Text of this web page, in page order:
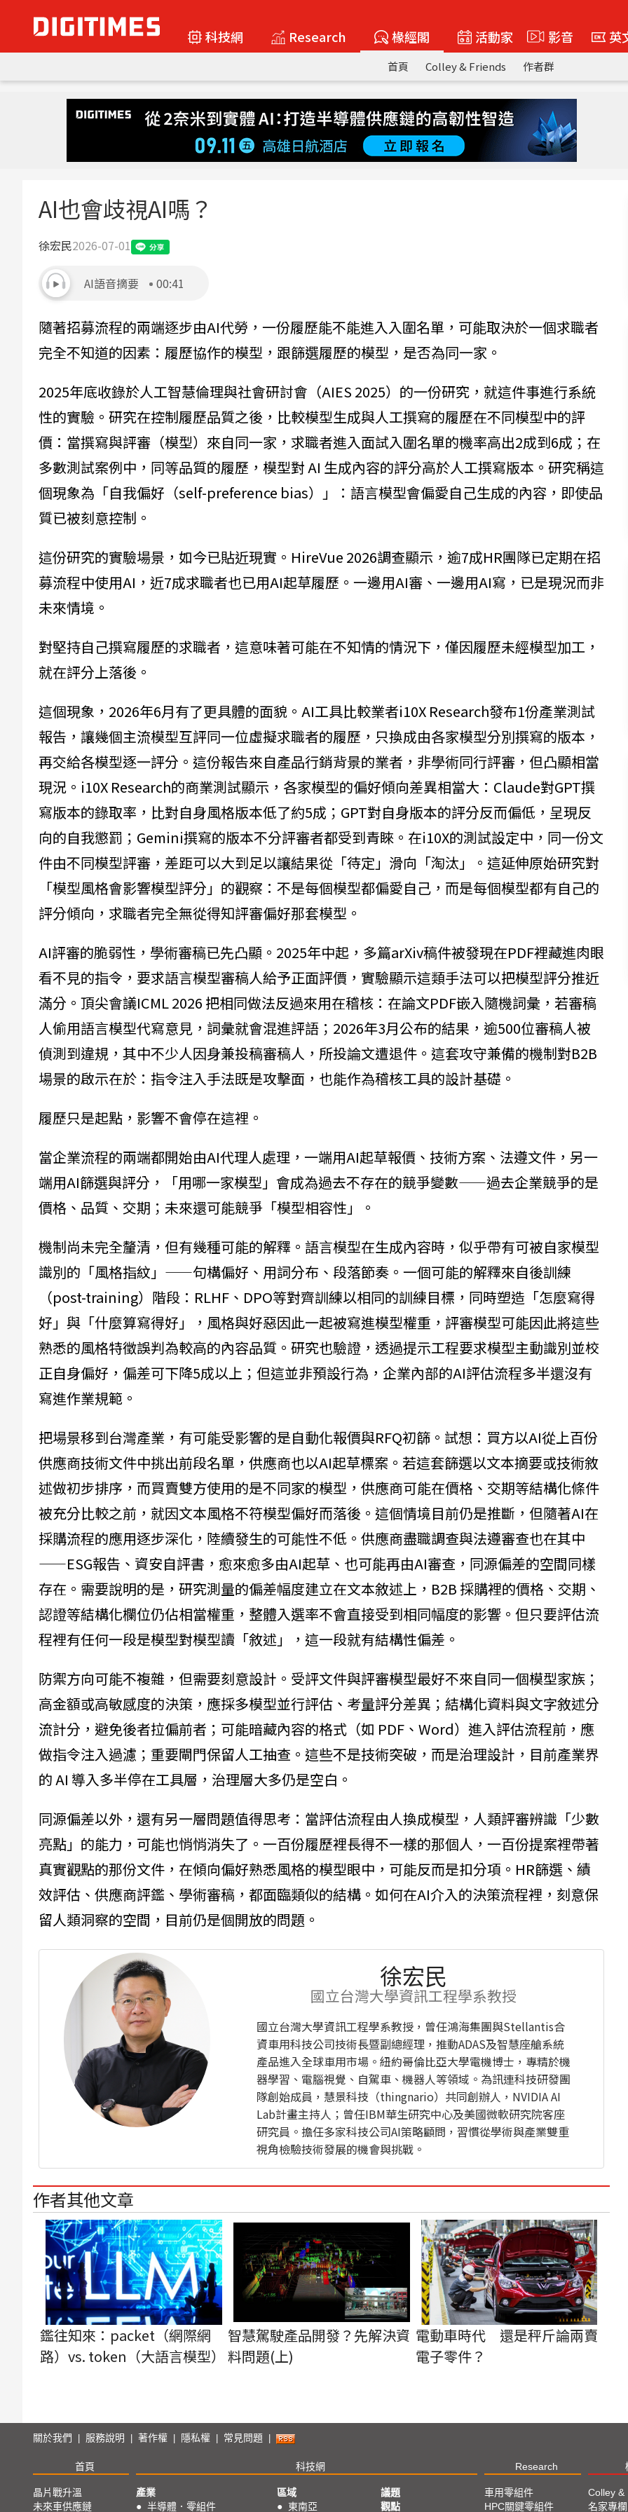
科技網 Research 椽經閣 活動家 影音 英
首頁 Colley & Friends 作者群
AI也會歧視AI嗎？
徐宏民2026-07-01
AI語音摘要 00:41
隨著招募流程的兩端逐步由AI代勞，一份履歷能不能進入入圍名單，可能取決於一個求職者
完全不知道的因素：履歷協作的模型，跟篩選履歷的模型，是否為同一家。
2025年底收錄於人工智慧倫理與社會研討會（AIES 2025）的一份研究，就這件事進行系統
性的實驗。研究在控制履歷品質之後，比較模型生成與人工撰寫的履歷在不同模型中的評
價：當撰寫與評審（模型）來自同一家，求職者進入面試入圍名單的機率高出2成到6成；在
多數測試案例中，同等品質的履歷，模型對 AI 生成內容的評分高於人工撰寫版本。研究稱這
個現象為「自我偏好（self-preference bias）」：語言模型會偏愛自己生成的內容，即使品
質已被刻意控制。
這份研究的實驗場景，如今已貼近現實。HireVue 2026調查顯示，逾7成HR團隊已定期在招
募流程中使用AI，近7成求職者也已用AI起草履歷。一邊用AI審、一邊用AI寫，已是現況而非
未來情境。
對堅持自己撰寫履歷的求職者，這意味著可能在不知情的情況下，僅因履歷未經模型加工，
就在評分上落後。
這個現象，2026年6月有了更具體的面貌。AI工具比較業者i10X Research發布1份產業測試
報告，讓幾個主流模型互評同一位虛擬求職者的履歷，只換成由各家模型分別撰寫的版本，
再交給各模型逐一評分。這份報告來自產品行銷背景的業者，非學術同行評審，但凸顯相當
現況。i10X Research的商業測試顯示，各家模型的偏好傾向差異相當大：Claude對GPT撰
寫版本的錄取率，比對自身風格版本低了約5成；GPT對自身版本的評分反而偏低，呈現反
向的自我懲罰；Gemini撰寫的版本不分評審者都受到青睞。在i10X的測試設定中，同一份文
件由不同模型評審，差距可以大到足以讓結果從「待定」滑向「淘汰」。這延伸原始研究對
「模型風格會影響模型評分」的觀察：不是每個模型都偏愛自己，而是每個模型都有自己的
評分傾向，求職者完全無從得知評審偏好那套模型。
AI評審的脆弱性，學術審稿已先凸顯。2025年中起，多篇arXiv稿件被發現在PDF裡藏進肉眼
看不見的指令，要求語言模型審稿人給予正面評價，實驗顯示這類手法可以把模型評分推近
滿分。頂尖會議ICML 2026 把相同做法反過來用在稽核：在論文PDF嵌入隨機詞彙，若審稿
人偷用語言模型代寫意見，詞彙就會混進評語；2026年3月公布的結果，逾500位審稿人被
偵測到違規，其中不少人因身兼投稿審稿人，所投論文遭退件。這套攻守兼備的機制對B2B
場景的啟示在於：指令注入手法既是攻擊面，也能作為稽核工具的設計基礎。
履歷只是起點，影響不會停在這裡。
當企業流程的兩端都開始由AI代理人處理，一端用AI起草報價、技術方案、法遵文件，另一
端用AI篩選與評分，「用哪一家模型」會成為過去不存在的競爭變數——過去企業競爭的是
價格、品質、交期；未來還可能競爭「模型相容性」。
機制尚未完全釐清，但有幾種可能的解釋。語言模型在生成內容時，似乎帶有可被自家模型
識別的「風格指紋」——句構偏好、用詞分布、段落節奏。一個可能的解釋來自後訓練
（post-training）階段：RLHF、DPO等對齊訓練以相同的訓練目標，同時塑造「怎麼寫得
好」與「什麼算寫得好」，風格與好惡因此一起被寫進模型權重，評審模型可能因此將這些
熟悉的風格特徵誤判為較高的內容品質。研究也驗證，透過提示工程要求模型主動識別並校
正自身偏好，偏差可下降5成以上；但這並非預設行為，企業內部的AI評估流程多半還沒有
寫進作業規範。
把場景移到台灣產業，有可能受影響的是自動化報價與RFQ初篩。試想：買方以AI從上百份
供應商技術文件中挑出前段名單，供應商也以AI起草標案。若這套篩選以文本摘要或技術敘
述做初步排序，而買賣雙方使用的是不同家的模型，供應商可能在價格、交期等結構化條件
被充分比較之前，就因文本風格不符模型偏好而落後。這個情境目前仍是推斷，但隨著AI在
採購流程的應用逐步深化，陸續發生的可能性不低。供應商盡職調查與法遵審查也在其中
——ESG報告、資安自評書，愈來愈多由AI起草、也可能再由AI審查，同源偏差的空間同樣
存在。需要說明的是，研究測量的偏差幅度建立在文本敘述上，B2B 採購裡的價格、交期、
認證等結構化欄位仍佔相當權重，整體入選率不會直接受到相同幅度的影響。但只要評估流
程裡有任何一段是模型對模型讀「敘述」，這一段就有結構性偏差。
防禦方向可能不複雜，但需要刻意設計。受評文件與評審模型最好不來自同一個模型家族；
高金額或高敏感度的決策，應採多模型並行評估、考量評分差異；結構化資料與文字敘述分
流計分，避免後者拉偏前者；可能暗藏內容的格式（如 PDF、Word）進入評估流程前，應
做指令注入過濾；重要閘門保留人工抽查。這些不是技術突破，而是治理設計，目前產業界
的 AI 導入多半停在工具層，治理層大多仍是空白。
同源偏差以外，還有另一層問題值得思考：當評估流程由人換成模型，人類評審辨識「少數
亮點」的能力，可能也悄悄消失了。一百份履歷裡長得不一樣的那個人，一百份提案裡帶著
真實觀點的那份文件，在傾向偏好熟悉風格的模型眼中，可能反而是扣分項。HR篩選、績
效評估、供應商評鑑、學術審稿，都面臨類似的結構。如何在AI介入的決策流程裡，刻意保
留人類洞察的空間，目前仍是個開放的問題。
徐宏民
國立台灣大學資訊工程學系教授
國立台灣大學資訊工程學系教授，曾任鴻海集團與Stellantis合
資車用科技公司技術長暨副總經理，推動ADAS及智慧座艙系統
產品進入全球車用市場。紐約哥倫比亞大學電機博士，專精於機
器學習、電腦視覺、自駕車、機器人等領域。為訊連科技研發團
隊創始成員，慧景科技（thingnario）共同創辦人，NVIDIA AI
Lab計畫主持人；曾任IBM華生研究中心及美國微軟研究院客座
研究員。擔任多家科技公司AI策略顧問，習慣從學術與產業雙重
視角檢驗技術發展的機會與挑戰。
作者其他文章
鑑往知來：packet（網際網
路）vs. token（大語言模型）
智慧駕駛產品開發？先解決資
料問題(上)
電動車時代 還是秤斤論兩賣
電子零件？
關於我們 服務說明 著作權 隱私權 常見問題
首頁 科技網 Research
晶片戰升溫
未來車供應鏈
產業
● 半導體．零組件
區域
● 東南亞
議題
觀點
車用零組件
HPC關鍵零組件
Colley &
名家專欄